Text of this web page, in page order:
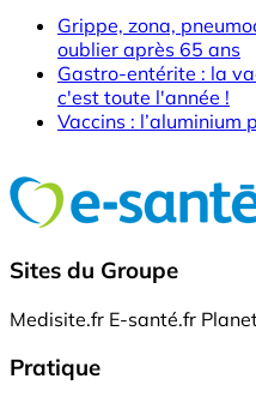
Grippe, zona,
oublier après 65 ans
Gastro-entérite : la
c'est toute l'année !
Vaccins : l’aluminium
Sites du Groupe
Medisite.fr E-santé.fr
Pratique